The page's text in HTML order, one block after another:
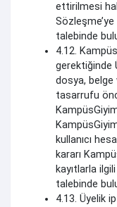
ettirilmesi
talebinde
4.12.
gerektiğinde
dosya, belge
tasarrufu
kullanıcı
kararı
kayıtlarla
talebinde
4.13. Üyelik